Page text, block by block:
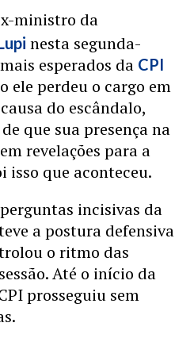
ministro da
nesta segunda-
esperados da CPI
ele perdeu o cargo em
do escândalo,
que sua presença na
revelações para a
isso que aconteceu.
incisivas da
a postura defensiva
o ritmo das
Até o início da
prosseguiu sem